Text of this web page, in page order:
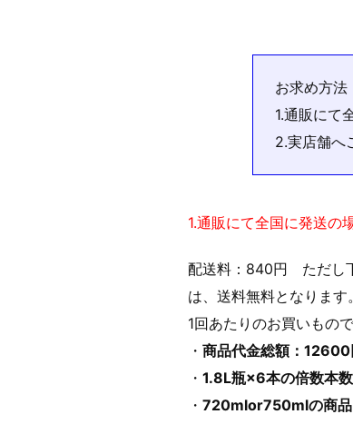
お求め方法
1.通販にて
2.実店舗へ
1.通販にて全国に発送の
配送料：840円 ただし
は、送料無料となります。
1回あたりのお買いもの
・ 商品代金総額：12600
・ 1.8L瓶×6本の倍数本数
・ 720mlor750mlの商品